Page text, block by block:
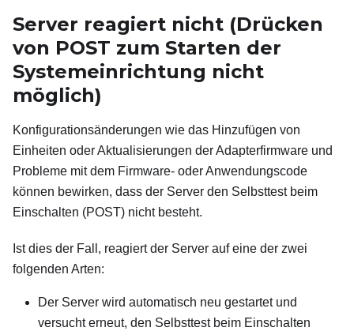
Server reagiert nicht (Drücken
von POST zum Starten der
Systemeinrichtung nicht
möglich)
Konfigurationsänderungen wie das Hinzufügen von
Einheiten oder Aktualisierungen der Adapterfirmware und
Probleme mit dem Firmware- oder Anwendungscode
können bewirken, dass der Server den Selbsttest beim
Einschalten (POST) nicht besteht.
Ist dies der Fall, reagiert der Server auf eine der zwei
folgenden Arten:
Der Server wird automatisch neu gestartet und
versucht erneut, den Selbsttest beim Einschalten